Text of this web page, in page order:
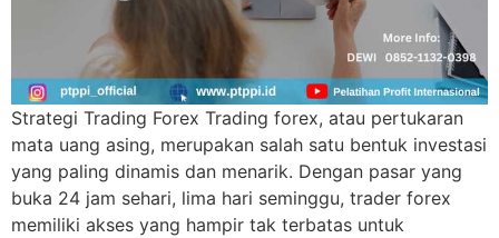
Strategi Trading Forex Trading forex, atau pertukaran
mata uang asing, merupakan salah satu bentuk investasi
yang paling dinamis dan menarik. Dengan pasar yang
buka 24 jam sehari, lima hari seminggu, trader forex
memiliki akses yang hampir tak terbatas untuk